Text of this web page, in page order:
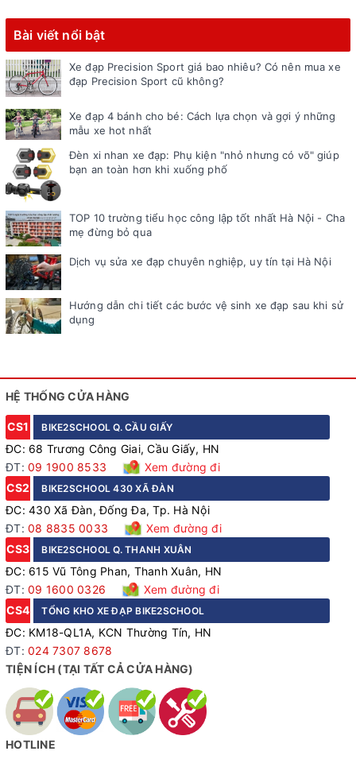
Bài viết nổi bật
Xe đạp Precision Sport giá bao nhiêu? Có nên mua xe
đạp Precision Sport cũ không?
Xe đạp 4 bánh cho bé: Cách lựa chọn và gợi ý những
mẫu xe hot nhất
Đèn xi nhan xe đạp: Phụ kiện "nhỏ nhưng có võ" giúp
bạn an toàn hơn khi xuống phố
TOP 10 trường tiểu học công lập tốt nhất Hà Nội - Cha
mẹ đừng bỏ qua
Dịch vụ sửa xe đạp chuyên nghiệp, uy tín tại Hà Nội
Hướng dẫn chi tiết các bước vệ sinh xe đạp sau khi sử
dụng
HỆ THỐNG CỬA HÀNG
CS1 BIKE2SCHOOL Q. CẦU GIẤY
ĐC: 68 Trương Công Giai, Cầu Giấy, HN
ĐT: 09 1900 8533
Xem đường đi
CS2
BIKE2SCHOOL 430 XÃ ĐÀN
ĐC: 430 Xã Đàn, Đống Đa, Tp. Hà Nội
ĐT: 08 8835 0033
Xem đường đi
CS3
BIKE2SCHOOL Q. THANH XUÂN
ĐC: 615 Vũ Tông Phan, Thanh Xuân, HN
ĐT: 09 1600 0326
Xem đường đi
CS4
TỔNG KHO XE ĐẠP BIKE2SCHOOL
ĐC: KM18-QL1A, KCN Thường Tín, HN
ĐT: 024 7307 8678
TIỆN ÍCH (TẠI TẤT CẢ CỬA HÀNG)
HOTLINE